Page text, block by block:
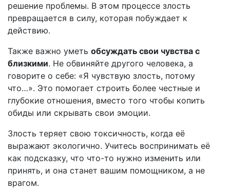
решение проблемы. В этом процессе злость
превращается в силу, которая побуждает к
действию.
Также важно уметь обсуждать свои чувства с
близкими. Не обвиняйте другого человека, а
говорите о себе: «Я чувствую злость, потому
что…». Это помогает строить более честные и
глубокие отношения, вместо того чтобы копить
обиды или скрывать свои эмоции.
Злость теряет свою токсичность, когда её
выражают экологично. Учитесь воспринимать её
как подсказку, что что-то нужно изменить или
принять, и она станет вашим помощником, а не
врагом.